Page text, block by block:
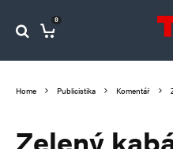
0
Home Publicistika Komentář